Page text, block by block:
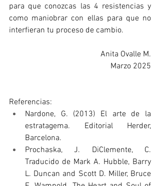
para que conozcas las 4 resistencias y
como maniobrar con ellas para que no
interfieran tu proceso de cambio.
Anita Ovalle M.
Marzo 2025
Referencias:
Nardone, G. (2013) El arte de la
estratagema. Editorial Herder,
Barcelona.
Prochaska, J. DiClemente, C.
Traducido de Mark A. Hubble, Barry
L. Duncan and Scott D. Miller, Bruce